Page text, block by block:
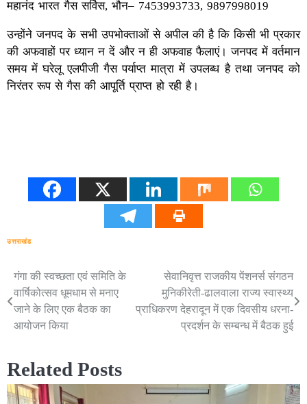
महानंद भारत गैस सर्विस, भौन– 7453993733, 9897998019
उन्होंने जनपद के सभी उपभोक्ताओं से अपील की है कि किसी भी प्रकार
की अफवाहों पर ध्यान न दें और न ही अफवाह फैलाएं। जनपद में वर्तमान
समय में घरेलू एलपीजी गैस पर्याप्त मात्रा में उपलब्ध है तथा जनपद को
निरंतर रूप से गैस की आपूर्ति प्राप्त हो रही है।
उत्तराखंड
Post
navigation
गंगा की स्वच्छता एवं समिति के
वार्षिकोत्सव धूमधाम से मनाए
जाने के लिए एक बैठक का
आयोजन किया
सेवानिवृत्त राजकीय पेंशनर्स संगठन
मुनिकीरेती-ढालवाला राज्य स्वास्थ्य
प्राधिकरण देहरादून में एक दिवसीय धरना-
प्रदर्शन के सम्बन्ध में बैठक हुई
Related Posts